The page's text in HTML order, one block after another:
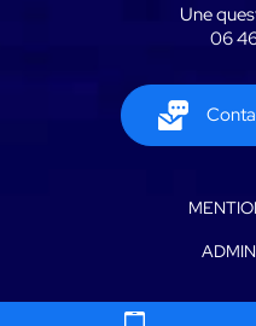
Une
06